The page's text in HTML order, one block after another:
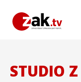
STUDIO Z